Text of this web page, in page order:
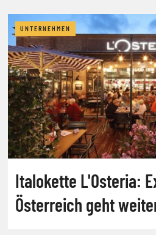
UNTERNEHMEN
Italokette L'Osteria:
Österreich geht